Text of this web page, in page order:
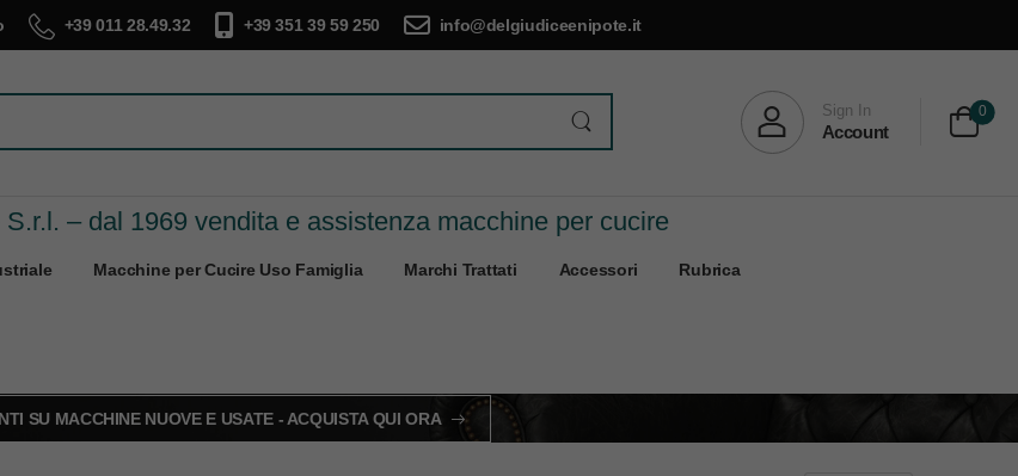
+39 011 28.49.32 +39 351 39 59 250 info@delgiudiceenipote.it
Sign In
Account
0
– dal 1969 vendita e assistenza macchine per cucire
Macchine per Cucire Uso Famiglia Marchi Trattati Accessori Rubrica
SU MACCHINE NUOVE E USATE - ACQUISTA QUI ORA